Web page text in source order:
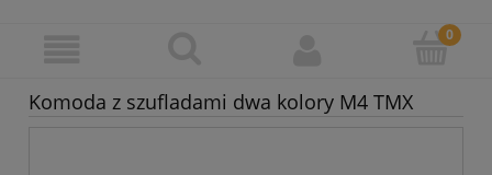
Komoda z szufladami dwa kolory M4 TMX